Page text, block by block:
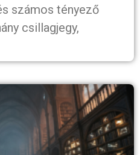
számos tényező
csillagjegy,